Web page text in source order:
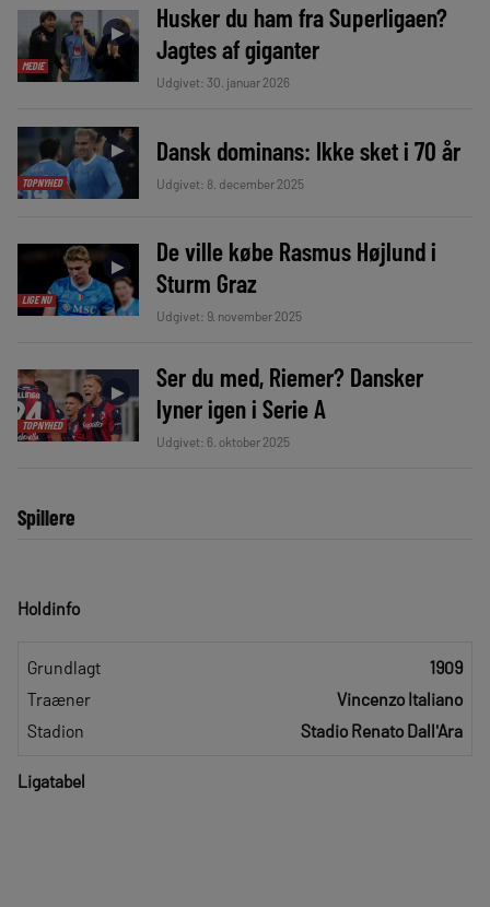
MEDIE
►
Husker du ham fra Superligaen?
Jagtes af giganter
Udgivet: 30. januar 2026
TOPNYHED
► Dansk dominans: Ikke sket i 70 år
Udgivet: 8. december 2025
LIGE NU
►
De ville købe Rasmus Højlund i
Sturm Graz
Udgivet: 9. november 2025
TOPNYHED
►
Ser du med, Riemer? Dansker
lyner igen i Serie A
Udgivet: 6. oktober 2025
Spillere
Holdinfo
Grundlagt
1909
Traæner
Vincenzo Italiano
Stadion
Stadio Renato Dall'Ara
Ligatabel